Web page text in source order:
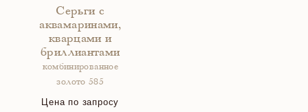
Серьги с
аквамаринами,
кварцами и
бриллиантами
комбинированное
золото 585
Цена по запросу